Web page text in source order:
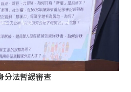
分法暫緩審查